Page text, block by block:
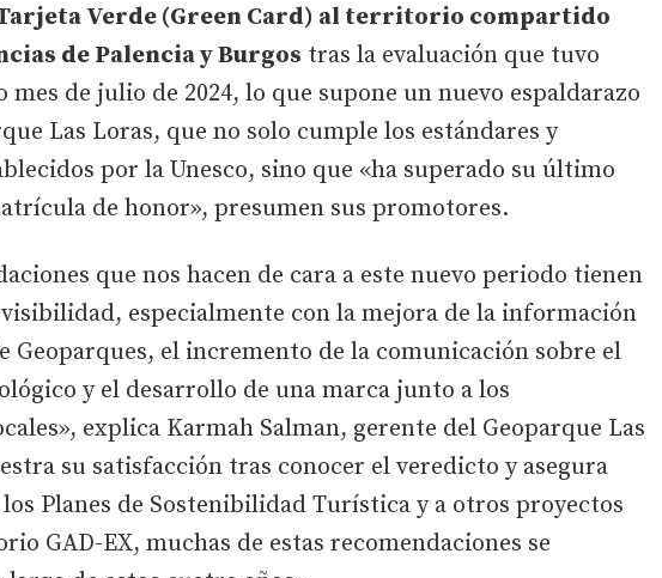
Verde (Green Card) al territorio compartido
de Palencia y Burgos tras la evaluación que tuvo
mes de julio de 2024, lo que supone un nuevo espaldarazo
Las Loras, que no solo cumple los estándares y
por la Unesco, sino que «ha superado su último
de honor», presumen sus promotores.
que nos hacen de cara a este nuevo periodo tienen
especialmente con la mejora de la información
Geoparques, el incremento de la comunicación sobre el
y el desarrollo de una marca junto a los
explica Karmah Salman, gerente del Geoparque Las
su satisfacción tras conocer el veredicto y asegura
los Planes de Sostenibilidad Turística y a otros proyectos
GAD-EX, muchas de estas recomendaciones se